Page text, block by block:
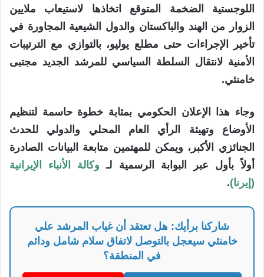
اللوجستية الضخمة المتوقع اتخاذها لاستيعاب ملايين
الزوار من الهند والباكستان والدول الشيعية المجاورة في
تأخير الإجراءات حتى مطلع يوليو، بالتوازي مع الترتيبات
الأمنية لانتقال السلطة السياسي للمرشد الجديد مجتبى
خامنئي.
وجاء هذا الإعلان الحكومي بمثابة خطوة حاسمة لتنظيم
الأوضاع وتهيئة الرأي العام المحلي والدولي للحدث
الجنائزي الأكبر، ويمكن للمهتمين متابعة البيانات الصادرة
أولاً بأول عبر البوابة الرسمية لـ وكالة الأنباء الإيرانية
(إيرنا).
شاركنا برأيك: هل تعتقد أن غياب المرشد علي
خامنئي سيعجل بالتوصل لاتفاق سلام شامل ودائم
في المنطقة؟